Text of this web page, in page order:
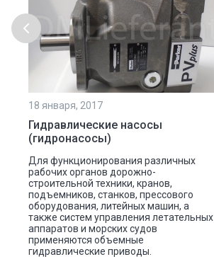
18 января, 2017
Гидравлические насосы
(гидронасосы)
Для функционирования различных
рабочих органов дорожно-
строительной техники, кранов,
подъемников, станков, прессового
оборудования, литейных машин, а
также систем управления летательных
аппаратов и морских судов
применяются объемные
гидравлические приводы.